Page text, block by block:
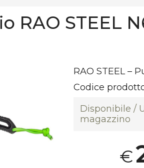
RAO STEEL
RAO STEEL–
Codice
Disponibile /
magazzino
€